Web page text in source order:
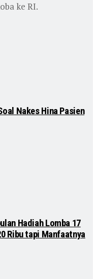
ke RI.
Nakes Hina Pasien
Hadiah Lomba 17
Ribu tapi Manfaatnya